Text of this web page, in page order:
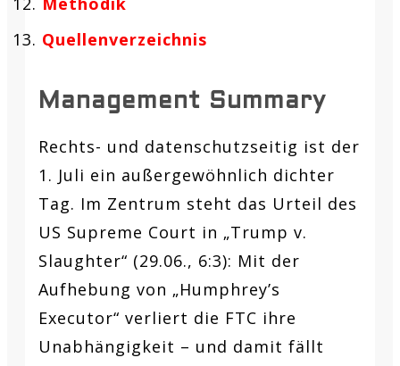
Quellenverzeichnis
Management Summary
Rechts- und datenschutzseitig ist der
1. Juli ein außergewöhnlich dichter
Tag. Im Zentrum steht das Urteil des
US Supreme Court in „Trump v.
Slaughter“ (29.06., 6:3): Mit der
Aufhebung von „Humphrey’s
Executor“ verliert die FTC ihre
Unabhängigkeit – und damit fällt